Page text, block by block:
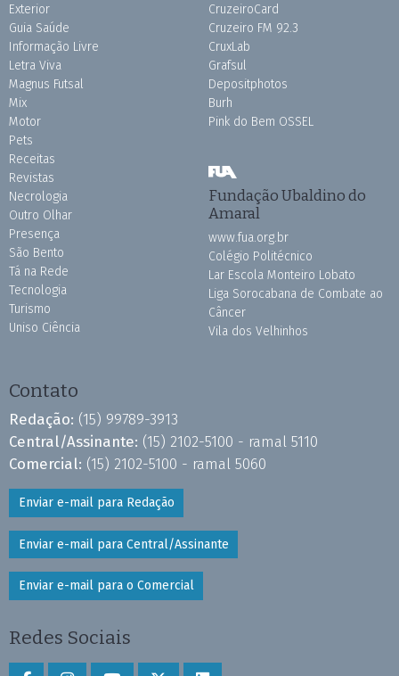
Exterior
Guia Saúde
Informação Livre
Letra Viva
Magnus Futsal
Mix
Motor
Pets
Receitas
Revistas
Necrologia
Outro Olhar
Presença
São Bento
Tá na Rede
Tecnologia
Turismo
Uniso Ciência
CruzeiroCard
Cruzeiro FM 92.3
CruxLab
Grafsul
Depositphotos
Burh
Pink do Bem OSSEL
Fundação Ubaldino do
Amaral
www.fua.org.br
Colégio Politécnico
Lar Escola Monteiro Lobato
Liga Sorocabana de Combate ao
Câncer
Vila dos Velhinhos
Contato
Redação: (15) 99789-3913
Central/Assinante: (15) 2102-5100 - ramal 5110
Comercial: (15) 2102-5100 - ramal 5060
Enviar e-mail para Redação
Enviar e-mail para Central/Assinante
Enviar e-mail para o Comercial
Redes Sociais